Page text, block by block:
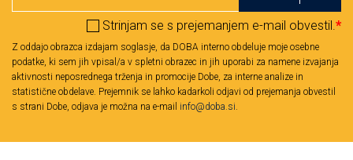
Strinjam se s prejemanjem e-mail obvestil.*
Z oddajo obrazca izdajam soglasje, da DOBA interno obdeluje moje osebne
podatke, ki sem jih vpisal/a v spletni obrazec in jih uporabi za namene izvajanja
aktivnosti neposrednega trženja in promocije Dobe, za interne analize in
statistične obdelave. Prejemnik se lahko kadarkoli odjavi od prejemanja obvestil
s strani Dobe, odjava je možna na e-mail info@doba.si